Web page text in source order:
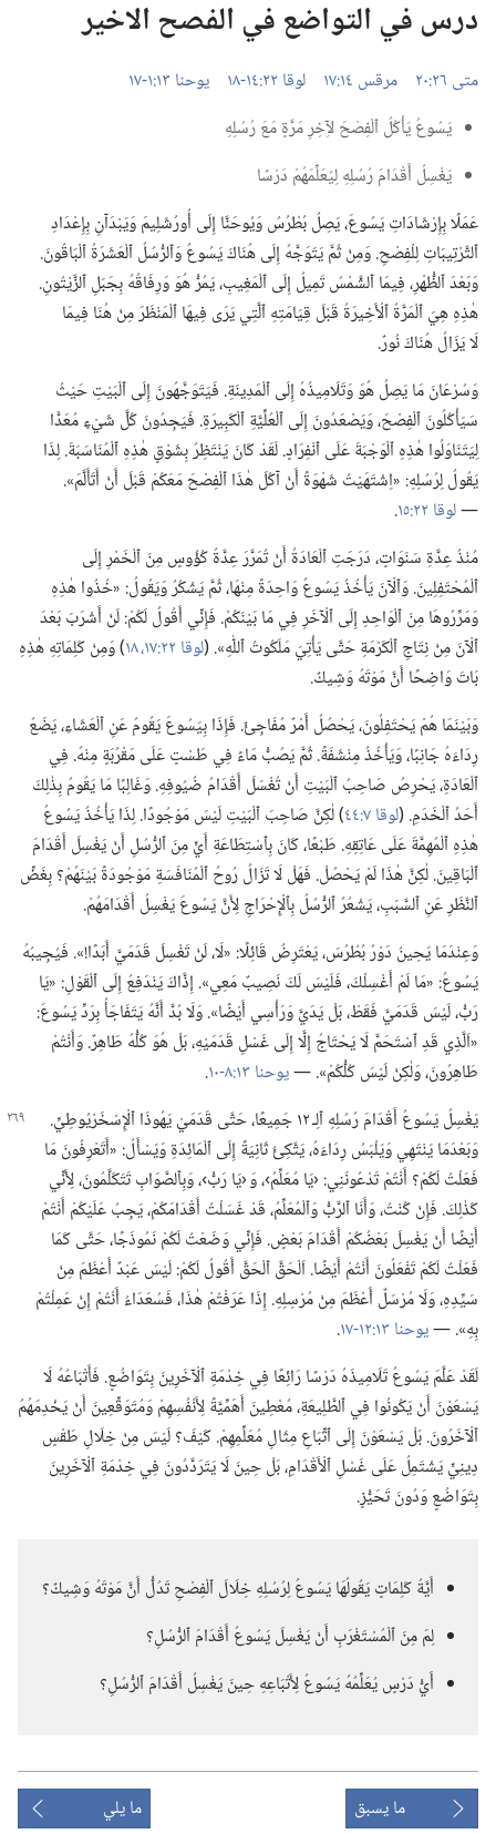
درس في التواضع في الفصح الاخير
متى ٢٦:‏٢٠ مرقس ١٤:‏١٧ لوقا ٢٢:‏​١٤-‏١٨
يوحنا ١٣:‏​١-‏١٧
يَسُوعُ يَأْكُلُ ٱلْفِصْحَ لآِخِرِ مَرَّةٍ مَعَ رُسُلِهِ
يَغْسِلُ أَقْدَامَ رُسُلِهِ لِيُعَلِّمَهُمْ دَرْسًا
عَمَلًا بِإِرْشَادَاتِ يَسُوعَ،‏ يَصِلُ بُطْرُسُ وَيُوحَنَّا إِلَى أُورُشَلِيمَ وَيَبْدَآنِ بِإِعْدَادِ
ٱلتَّرْتِيبَاتِ لِلْفِصْحِ.‏ وَمِنْ ثُمَّ يَتَوَجَّهُ إِلَى هُنَاكَ يَسُوعُ وَٱلرُّسُلُ ٱلْعَشَرَةُ ٱلْبَاقُونَ.‏
وَبَعْدَ ٱلظُّهْرِ،‏ فِيمَا ٱلشَّمْسُ تَمِيلُ إِلَى ٱلْمَغِيبِ،‏ يَمُرُّ هُوَ وَرِفَاقُهُ بِجَبَلِ ٱلزَّيْتُونِ.‏
هٰذِهِ هِيَ ٱلْمَرَّةُ ٱلْأَخِيرَةُ قَبْلَ قِيَامَتِهِ ٱلَّتِي يَرَى فِيهَا ٱلْمَنْظَرَ مِنْ هُنَا فِيمَا
لَا يَزَالُ هُنَاكَ نُورٌ.‏
وَسُرْعَانَ مَا يَصِلُ هُوَ وَتَلَامِيذُهُ إِلَى ٱلْمَدِينَةِ.‏ فَيَتَوَجَّهُونَ إِلَى ٱلْبَيْتِ حَيْثُ
سَيَأْكُلُونَ ٱلْفِصْحَ،‏ وَيَصْعَدُونَ إِلَى ٱلْعُلِّيَّةِ ٱلْكَبِيرَةِ.‏ فَيَجِدُونَ كُلَّ شَيْءٍ مُعَدًّا
لِيَتَنَاوَلُوا هٰذِهِ ٱلْوَجْبَةَ عَلَى ٱنْفِرَادٍ.‏ لَقَدْ كَانَ يَنْتَظِرُ بِشَوْقٍ هٰذِهِ ٱلْمُنَاسَبَةَ.‏ لِذَا
يَقُولُ لِرُسُلِهِ:‏ «اِشْتَهَيْتُ شَهْوَةً أَنْ آكُلَ هٰذَا ٱلْفِصْحَ مَعَكُمْ قَبْلَ أَنْ أَتَأَلَّمَ».‏
—‏لوقا ٢٢:‏١٥
‏.‏
مُنْذُ عِدَّةِ سَنَوَاتٍ،‏ دَرَجَتِ ٱلْعَادَةُ أَنْ تُمَرَّرَ عِدَّةُ كُؤُوسٍ مِنَ ٱلْخَمْرِ إِلَى
ٱلْمُحْتَفِلِينَ.‏ وَٱلْآنَ يَأْخُذُ يَسُوعُ وَاحِدَةً مِنْهَا،‏ ثُمَّ يَشْكُرُ وَيَقُولُ:‏ «خُذُوا هٰذِهِ
وَمَرِّرُوهَا مِنَ ٱلْوَاحِدِ إِلَى ٱلْآخَرِ فِي مَا بَيْنَكُمْ.‏ فَإِنِّي أَقُولُ لَكُمْ:‏ لَنْ أَشْرَبَ بَعْدَ
ٱلْآنَ مِنْ نِتَاجِ ٱلْكَرْمَةِ حَتَّى يَأْتِيَ مَلَكُوتُ ٱللّٰهِ».‏ (‏لوقا ٢٢:‏​١٧،‏ ١٨
‏)‏ وَمِنْ كَلِمَاتِهِ هٰذِهِ
بَاتَ وَاضِحًا أَنَّ مَوْتَهُ وَشِيكٌ.‏
وَبَيْنَمَا هُمْ يَحْتَفِلُونَ،‏ يَحْصُلُ أَمْرٌ مُفَاجِئٌ.‏ فَإِذَا بِيَسُوعَ يَقُومُ عَنِ ٱلْعَشَاءِ،‏ يَضَعُ
رِدَاءَهُ جَانِبًا،‏ وَيَأْخُذُ مِنْشَفَةً.‏ ثُمَّ يَصُبُّ مَاءً فِي طَسْتٍ عَلَى مَقْرُبَةٍ مِنْهُ.‏ فِي
ٱلْعَادَةِ،‏ يَحْرِصُ صَاحِبُ ٱلْبَيْتِ أَنْ تُغْسَلَ أَقْدَامُ ضُيُوفِهِ.‏ وَغَالِبًا مَا يَقُومُ بِذٰلِكَ
أَحَدُ ٱلْخَدَمِ.‏ (‏لوقا ٧:‏٤٤
‏)‏ لٰكِنَّ صَاحِبَ ٱلْبَيْتِ لَيْسَ مَوْجُودًا.‏ لِذَا يَأْخُذُ يَسُوعُ
هٰذِهِ ٱلْمُهِمَّةَ عَلَى عَاتِقِهِ.‏ طَبْعًا،‏ كَانَ بِٱسْتِطَاعَةِ أَيٍّ مِنَ ٱلرُّسُلِ أَنْ يَغْسِلَ أَقْدَامَ
ٱلْبَاقِينَ.‏ لٰكِنَّ هٰذَا لَمْ يَحْصُلْ.‏ فَهَلْ لَا تَزَالُ رُوحُ ٱلْمُنَافَسَةِ مَوْجُودَةً بَيْنَهُمْ؟‏ بِغَضِّ
ٱلنَّظَرِ عَنِ ٱلسَّبَبِ،‏ يَشْعُرُ ٱلرُّسُلُ بِٱلْإِحْرَاجِ لِأَنَّ يَسُوعَ يَغْسِلُ أَقْدَامَهُمْ.‏
وَعِنْدَمَا يَحِينُ دَوْرُ بُطْرُسَ،‏ يَعْتَرِضُ قَائِلًا:‏ «لَا،‏ لَنْ تَغْسِلَ قَدَمَيَّ أَبَدًا!‏».‏ فَيُجِيبُهُ
يَسُوعُ:‏ «مَا لَمْ أَغْسِلْكَ،‏ فَلَيْسَ لَكَ نَصِيبٌ مَعِي».‏ إِذَّاكَ يَنْدَفِعُ إِلَى ٱلْقَوْلِ:‏ «يَا
رَبُّ،‏ لَيْسَ قَدَمَيَّ فَقَطْ،‏ بَلْ يَدَيَّ وَرَأْسِي أَيْضًا».‏ وَلَا بُدَّ أَنَّهُ يَتَفَاجَأُ بِرَدِّ يَسُوعَ:‏
«اَلَّذِي قَدِ ٱسْتَحَمَّ لَا يَحْتَاجُ إِلَّا إِلَى غَسْلِ قَدَمَيْهِ،‏ بَلْ هُوَ كُلُّهُ طَاهِرٌ.‏ وَأَنْتُمْ
طَاهِرُونَ،‏ وَلٰكِنْ لَيْسَ كُلُّكُمْ».‏ —‏يوحنا ١٣:‏​٨-‏١٠
‏.‏
يَغْسِلُ يَسُوعُ أَقْدَامَ رُسُلِهِ ٱلِـ‍ ١٢ جَمِيعًا،‏ حَتَّى قَدَمَيْ
يَهُوذَا ٱلْإِسْخَرْيُوطِيِّ.‏
وَبَعْدَمَا يَنْتَهِي وَيَلْبَسُ رِدَاءَهُ،‏ يَتَّكِئُ ثَانِيَةً إِلَى ٱلْمَائِدَةِ وَيَسْأَلُ:‏ «أَتَعْرِفُونَ مَا
فَعَلْتُ لَكُمْ؟‏ أَنْتُمْ تَدْعُونَنِي:‏ ‹يَا مُعَلِّمُ›،‏ وَ ‹يَا رَبُّ›،‏ وَبِٱلصَّوَابِ تَتَكَلَّمُونَ،‏ لِأَنِّي
كَذٰلِكَ.‏ فَإِنْ كُنْتُ،‏ وَأَنَا ٱلرَّبُّ وَٱلْمُعَلِّمُ،‏ قَدْ غَسَلْتُ أَقْدَامَكُمْ،‏ يَجِبُ عَلَيْكُمْ أَنْتُمْ
أَيْضًا أَنْ يَغْسِلَ بَعْضُكُمْ أَقْدَامَ بَعْضٍ.‏ فَإِنِّي وَضَعْتُ لَكُمْ نَمُوذَجًا،‏ حَتَّى كَمَا
فَعَلْتُ لَكُمْ تَفْعَلُونَ أَنْتُمْ أَيْضًا.‏ اَلْحَقَّ ٱلْحَقَّ أَقُولُ لَكُمْ:‏ لَيْسَ عَبْدٌ أَعْظَمَ مِنْ
سَيِّدِهِ،‏ وَلَا مُرْسَلٌ أَعْظَمَ مِنْ مُرْسِلِهِ.‏ إِذَا عَرَفْتُمْ هٰذَا،‏ فَسُعَدَاءُ أَنْتُمْ إِنْ عَمِلْتُمْ
بِهِ».‏ —‏يوحنا ١٣:‏​١٢-‏١٧
‏.‏
لَقَدْ عَلَّمَ يَسُوعُ تَلَامِيذَهُ دَرْسًا رَائِعًا فِي خِدْمَةِ ٱلْآخَرِينَ بِتَوَاضُعٍ.‏ فَأَتْبَاعُهُ لَا
يَسْعَوْنَ أَنْ يَكُونُوا فِي ٱلطَّلِيعَةِ،‏ مُعْطِينَ أَهَمِّيَّةً لِأَنْفُسِهِمْ وَمُتَوَقِّعِينَ أَنْ يَخْدِمَهُمُ
ٱلْآخَرُونَ.‏ بَلْ يَسْعَوْنَ إِلَى ٱتِّبَاعِ مِثَالِ مُعَلِّمِهِمْ.‏ كَيْفَ؟‏ لَيْسَ مِنْ خِلَالِ طَقْسٍ
دِينِيٍّ يَشْتَمِلُ عَلَى غَسْلِ ٱلْأَقْدَامِ،‏ بَلْ حِينَ لَا يَتَرَدَّدُونَ فِي خِدْمَةِ ٱلْآخَرِينَ
بِتَوَاضُعٍ وَدُونَ تَحَيُّزٍ.‏
أَيَّةُ كَلِمَاتٍ يَقُولُهَا يَسُوعُ لِرُسُلِهِ خِلَالَ ٱلْفِصْحِ تَدُلُّ أَنَّ مَوْتَهُ وَشِيكٌ؟‏
لِمَ مِنَ ٱلْمُسْتَغْرَبِ أَنْ يَغْسِلَ يَسُوعُ أَقْدَامَ ٱلرُّسُلِ؟‏
أَيُّ دَرْسٍ يُعَلِّمُهُ يَسُوعُ لِأَتْبَاعِهِ حِينَ يَغْسِلُ أَقْدَامَ ٱلرُّسُلِ؟‏
ما يسبق ما يلي